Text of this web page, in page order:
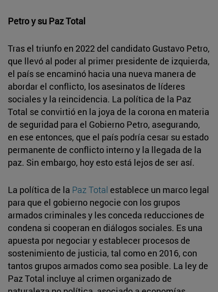
Petro y su Paz Total
Tras el triunfo en 2022 del candidato Gustavo Petro,
que llevó al poder al primer presidente de izquierda,
el país se encaminó hacia una nueva manera de
abordar el conflicto, los asesinatos de líderes
sociales y la reincidencia. La política de la Paz
Total se convirtió en la joya de la corona en materia
de seguridad para el Gobierno Petro, asegurando,
en ese entonces, que el país podría cesar su estado
permanente de conflicto interno y la llegada de la
paz. Sin embargo, hoy esto está lejos de ser así.
La política de la Paz Total establece un marco legal
para que el gobierno negocie con los grupos
armados criminales y les conceda reducciones de
condena si cooperan en diálogos sociales. Es una
apuesta por negociar y establecer procesos de
sostenimiento de justicia, tal como en 2016, con
tantos grupos armados como sea posible. La ley de
Paz Total incluye al crimen organizado de